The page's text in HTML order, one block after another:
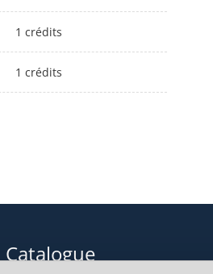
1 crédits
1 crédits
Catalogue